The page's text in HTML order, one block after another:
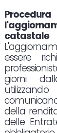
catastale
essere
giorni
della
delle